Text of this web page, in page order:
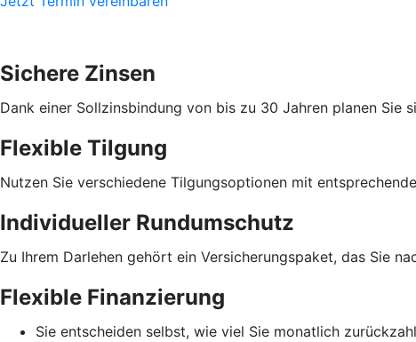
Sichere Zinsen
Dank einer Sollzinsbindung von bis zu 30 Jahren planen Sie
Flexible Tilgung
Nutzen Sie verschiedene Tilgungsoptionen mit
Individueller Rundumschutz
Zu Ihrem Darlehen gehört ein Versicherungspaket, das Sie
Flexible Finanzierung
Sie entscheiden selbst, wie viel Sie monatlich